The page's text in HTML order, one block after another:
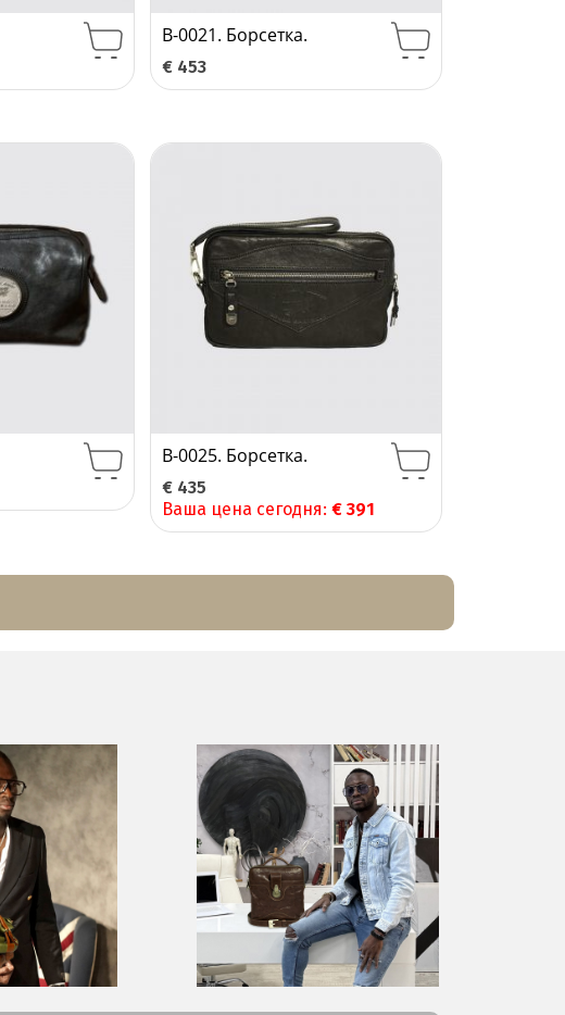
B-0021. Борсетка.
€ 453
B-0025. Борсетка.
€ 435
Ваша цена сегодня: € 391